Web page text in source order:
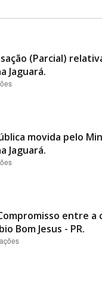
(Parcial)
Jaguará.
movida pelo
Jaguará.
entre
Bom Jesus - PR.